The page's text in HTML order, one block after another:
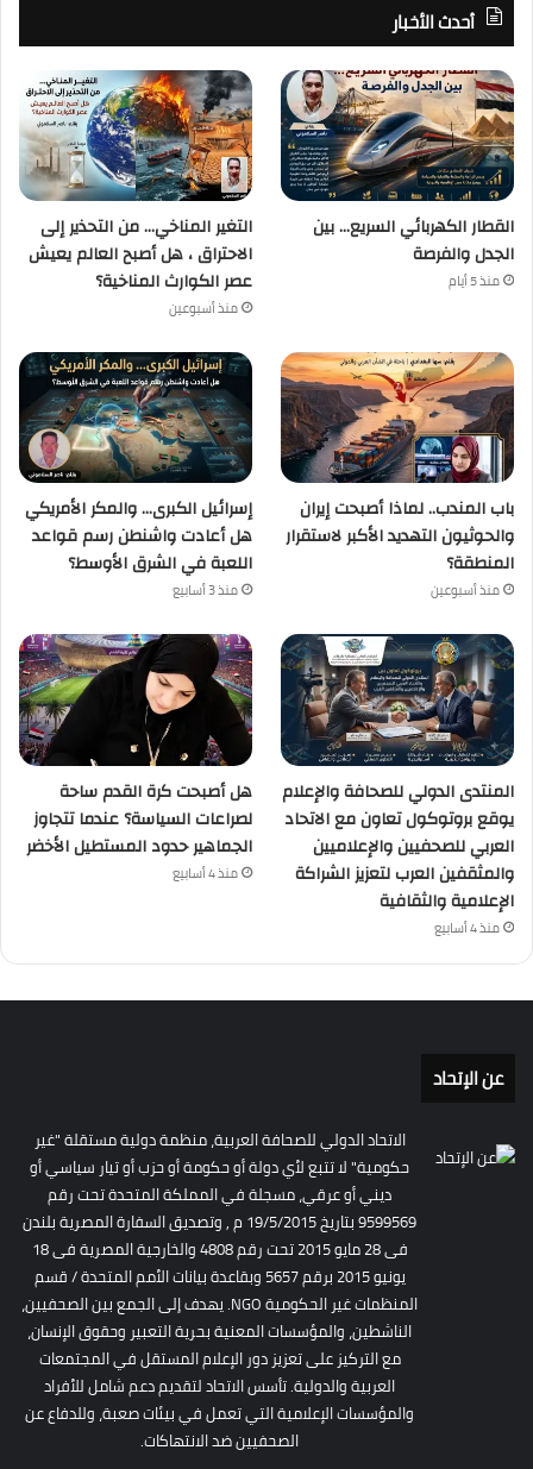
أحدث الأخبار
القطار الكهربائي السريع… بين
الجدل والفرصة
منذ 5 أيام
التغير المناخي… من التحذير إلى
الاحتراق ، هل أصبح العالم يعيش
عصر الكوارث المناخية؟
منذ أسبوعين
باب المندب.. لماذا أصبحت إيران
والحوثيون التهديد الأكبر لاستقرار
المنطقة؟
منذ أسبوعين
إسرائيل الكبرى… والمكر الأمريكي
هل أعادت واشنطن رسم قواعد
اللعبة في الشرق الأوسط؟
منذ 3 أسابيع
المنتدى الدولي للصحافة والإعلام
يوقع بروتوكول تعاون مع الاتحاد
العربي للصحفيين والإعلاميين
والمثقفين العرب لتعزيز الشراكة
الإعلامية والثقافية
منذ 4 أسابيع
هل أصبحت كرة القدم ساحة
لصراعات السياسة؟ عندما تتجاوز
الجماهير حدود المستطيل الأخضر
منذ 4 أسابيع
عن الإتحاد
الاتحاد الدولي للصحافة العربية، منظمة دولية مستقلة "غير
حكومية" لا تتبع لأي دولة أو حكومة أو حزب أو تيار سياسي أو
ديني أو عرقي، مسجلة في المملكة المتحدة تحت رقم
9599569 بتاريخ 19/5/2015 م , وتصديق السفارة المصرية بلندن
فى 28 مايو 2015 تحت رقم 4808 والخارجية المصرية فى 18
يونيو 2015 برقم 5657 وبقاعدة بيانات الأمم المتحدة / قسم
المنظمات غير الحكومية NGO. يهدف إلى الجمع بين الصحفيين،
الناشطين، والمؤسسات المعنية بحرية التعبير وحقوق الإنسان،
مع التركيز على تعزيز دور الإعلام المستقل في المجتمعات
العربية والدولية. تأسس الاتحاد لتقديم دعم شامل للأفراد
والمؤسسات الإعلامية التي تعمل في بيئات صعبة، وللدفاع عن
الصحفيين ضد الانتهاكات.